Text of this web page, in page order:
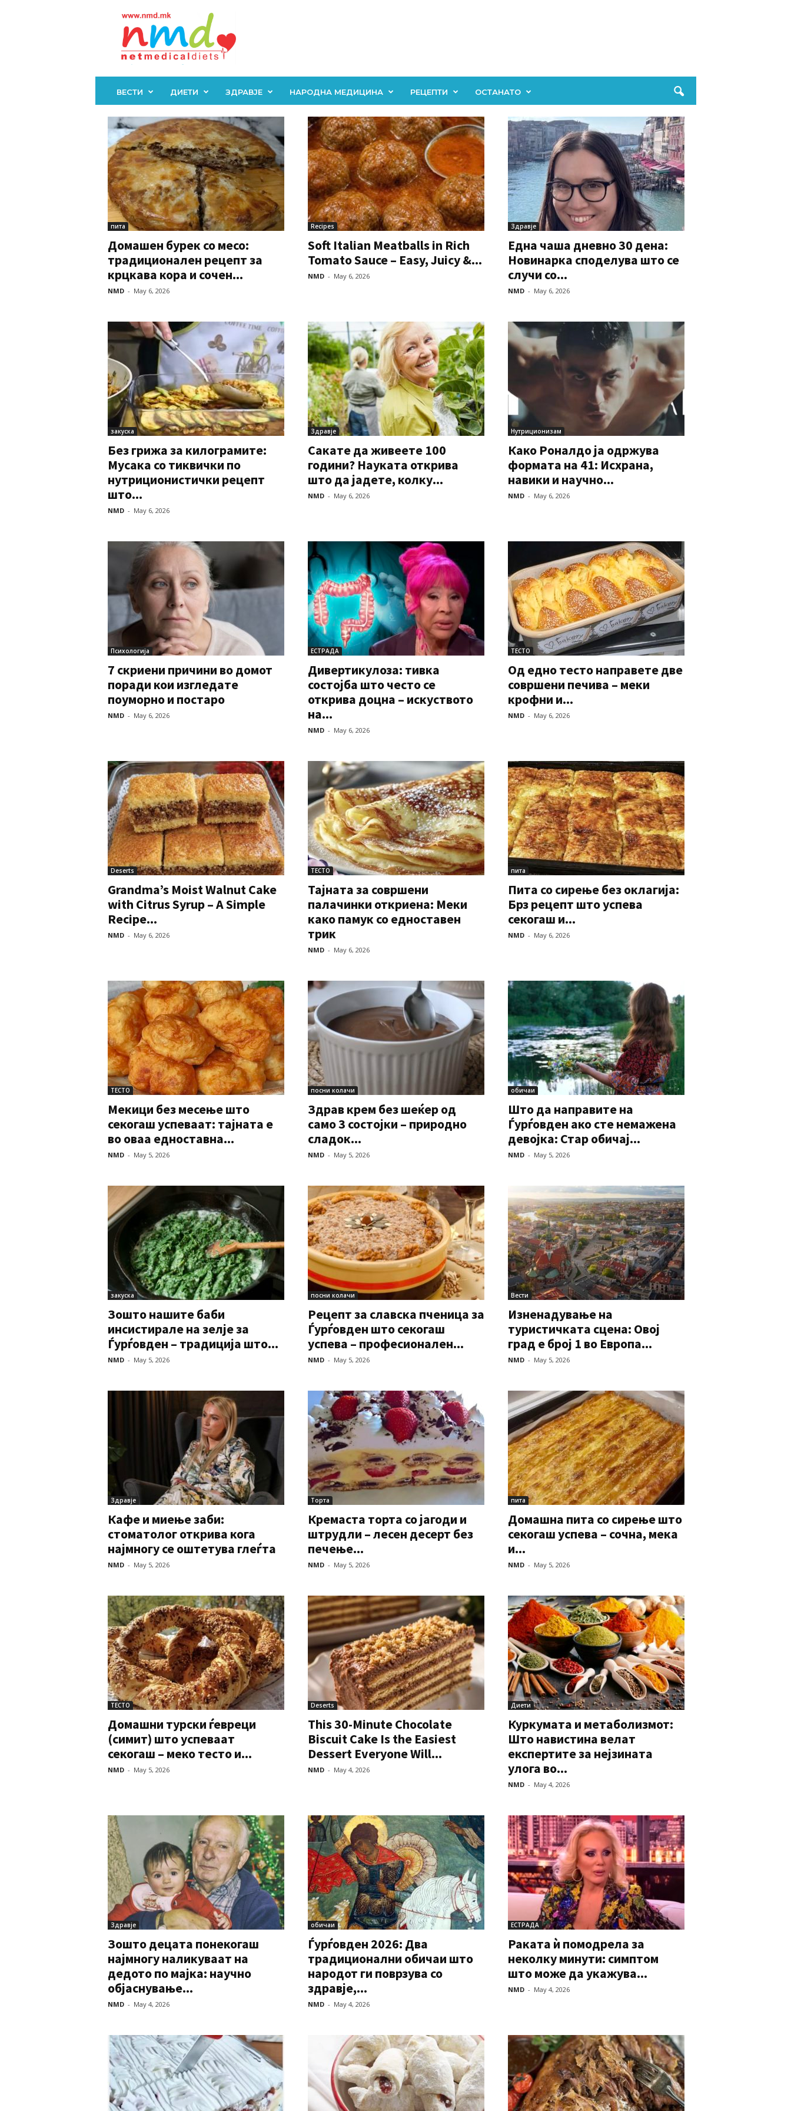
ВЕСТИ ДИЕТИ ЗДРАВЈЕ НАРОДНА МЕДИЦИНА РЕЦЕПТИ ОСТАНАТО
пита
Домашен бурек со месо:
традиционален рецепт за
крцкава кора и сочен...
NMD - May 6, 2026
Recipes
Soft Italian Meatballs in Rich
Tomato Sauce – Easy, Juicy &...
NMD - May 6, 2026
Здравје
Една чаша дневно 30 дена:
Новинарка споделува што се
случи со...
NMD - May 6, 2026
закуска
Без грижа за килограмите:
Мусака со тиквички по
нутриционистички рецепт
што...
NMD - May 6, 2026
Здравје
Сакате да живеете 100
години? Науката открива
што да јадете, колку...
NMD - May 6, 2026
Нутриционизам
Како Роналдо ја одржува
формата на 41: Исхрана,
навики и научно...
NMD - May 6, 2026
Психологија
7 скриени причини во домот
поради кои изгледате
поуморно и постаро
NMD - May 6, 2026
ЕСТРАДА
Дивертикулоза: тивка
состојба што често се
открива доцна – искуството
на...
NMD - May 6, 2026
ТЕСТО
Од едно тесто направете две
совршени печива – меки
крофни и...
NMD - May 6, 2026
Deserts
Grandma’s Moist Walnut Cake
with Citrus Syrup – A Simple
Recipe...
NMD - May 6, 2026
ТЕСТО
Тајната за совршени
палачинки откриена: Меки
како памук со едноставен
трик
NMD - May 6, 2026
пита
Пита со сирење без оклагија:
Брз рецепт што успева
секогаш и...
NMD - May 6, 2026
ТЕСТО
Мекици без месење што
секогаш успеваат: тајната е
во оваа едноставна...
NMD - May 5, 2026
посни колачи
Здрав крем без шеќер од
само 3 состојки – природно
сладок...
NMD - May 5, 2026
обичаи
Што да направите на
Ѓурѓовден ако сте немажена
девојка: Стар обичај...
NMD - May 5, 2026
закуска
Зошто нашите баби
инсистирале на зелје за
Ѓурѓовден – традиција што...
NMD - May 5, 2026
посни колачи
Рецепт за славска пченица за
Ѓурѓовден што секогаш
успева – професионален...
NMD - May 5, 2026
Вести
Изненадување на
туристичката сцена: Овој
град е број 1 во Европа...
NMD - May 5, 2026
Здравје
Кафе и миење заби:
стоматолог открива кога
најмногу се оштетува глеѓта
NMD - May 5, 2026
Торта
Кремаста торта со јагоди и
штрудли – лесен десерт без
печење...
NMD - May 5, 2026
пита
Домашна пита со сирење што
секогаш успева – сочна, мека
и...
NMD - May 5, 2026
ТЕСТО
Домашни турски ѓевреци
(симит) што успеваат
секогаш – меко тесто и...
NMD - May 5, 2026
Deserts
This 30-Minute Chocolate
Biscuit Cake Is the Easiest
Dessert Everyone Will...
NMD - May 4, 2026
Диети
Куркумата и метаболизмот:
Што навистина велат
експертите за нејзината
улога во...
NMD - May 4, 2026
Здравје
Зошто децата понекогаш
најмногу наликуваат на
дедото по мајка: научно
објаснување...
NMD - May 4, 2026
обичаи
Ѓурѓовден 2026: Два
традиционални обичаи што
народот ги поврзува со
здравје,...
NMD - May 4, 2026
ЕСТРАДА
Раката ѝ помодрела за
неколку минути: симптом
што може да укажува...
NMD - May 4, 2026